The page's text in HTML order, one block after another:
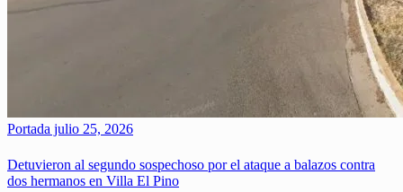
Portada julio 25, 2026
Detuvieron al segundo sospechoso por el ataque a balazos contra
dos hermanos en Villa El Pino